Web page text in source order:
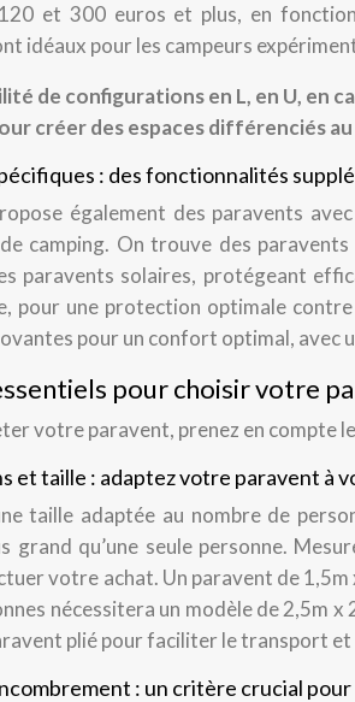
et 300 euros et plus, en
idéaux pour les campeurs
de configurations en L, en U, en
créer des espaces différenciés au
: des fonctionnalités
également des paravents
de camping. On trouve des
paravents solaires, protégeant
pour une protection optimale
pour un confort optimal, avec
pour choisir votre
votre paravent, prenez en compte
et taille : adaptez votre paravent à
taille adaptée au nombre de
grand qu’une seule personne.
votre achat. Un paravent de
nécessitera un modèle de 2,5m x
plié pour faciliter le transport
: un critère crucial